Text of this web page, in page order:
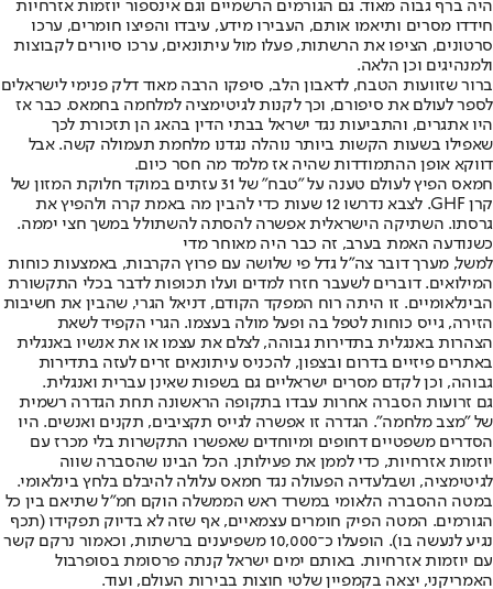
היה ברף גבוה מאוד. גם הגורמים הרשמיים וגם אינספור יוזמות אזרחיות
חידדו מסרים ותיאמו אותם, העבירו מידע, עיבדו והפיצו חומרים, ערכו
סרטונים, הציפו את הרשתות, פעלו מול עיתונאים, ערכו סיורים לקבוצות
ולמנהיגים וכן הלאה.
ברור שזוועות הטבח, לדאבון הלב, סיפקו הרבה מאוד דלק פנימי לישראלים
לספר לעולם את סיפורם, וכך לקנות לגיטימציה למלחמה בחמאס. כבר אז
היו אתגרים, והתביעות נגד ישראל בבתי הדין בהאג הן תזכורת לכך
שאפילו בשעות הקשות ביותר נוהלה נגדנו מלחמת תעמולה קשה. אבל
דווקא אופן ההתמודדות שהיה אז מלמד מה חסר כיום.
חמאס הפיץ לעולם טענה על "טבח" של 31 עזתים במוקד חלוקת המזון של
קרן GHF. לצבא נדרשו 12 שעות כדי להבין מה באמת קרה ולהפיץ את
גרסתו. השתיקה הישראלית אפשרה להסתה להשתולל במשך חצי יממה.
כשנודעה האמת בערב, זה כבר היה מאוחר מדי
למשל, מערך דובר צה"ל גדל פי שלושה עם פרוץ הקרבות, באמצעות כוחות
המילואים. דוברים לשעבר חזרו למדים ועלו תכופות לדבר בכלי התקשורת
הבינלאומיים. זו היתה רוח המפקד הקודם, דניאל הגרי, שהבין את חשיבות
הזירה, גייס כוחות לטפל בה ופעל מולה בעצמו. הגרי הקפיד לשאת
הצהרות באנגלית בתדירות גבוהה, לצלם את עצמו או את אנשיו באנגלית
באתרים פיזיים בדרום ובצפון, להכניס עיתונאים זרים לעזה בתדירות
גבוהה, וכן לקדם מסרים ישראליים גם בשפות שאינן עברית ואנגלית.
גם זרועות הסברה אחרות עבדו בתקופה הראשונה תחת הגדרה רשמית
של "מצב מלחמה". הגדרה זו אפשרה לגייס תקציבים, תקנים ואנשים. היו
הסדרים משפטיים דחופים ומיוחדים שאפשרו התקשרות בלי מכרז עם
יוזמות אזרחיות, כדי לממן את פעילותן. הכל הבינו שהסברה שווה
לגיטימציה, ושבלעדיה הפעולה נגד חמאס עלולה להיבלם בלחץ בינלאומי.
במטה ההסברה הלאומי במשרד ראש הממשלה הוקם חמ"ל שתיאם בין כל
הגורמים. המטה הפיק חומרים עצמאיים, אף שזה לא בדיוק תפקידו (תכף
נגיע לנעשה בו). הופעלו כ־10,000 משפיענים ברשתות, וכאמור נרקם קשר
עם יוזמות אזרחיות. באותם ימים ישראל קנתה פרסומת בסופרבול
האמריקני, יצאה בקמפיין שלטי חוצות בבירות העולם, ועוד.